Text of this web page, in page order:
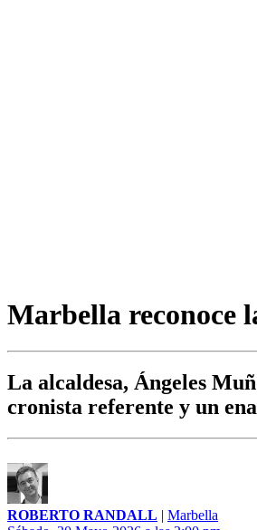
Marbella reconoce
La alcaldesa, Ángeles
cronista referente y un
ROBERTO RANDALL | Marbella